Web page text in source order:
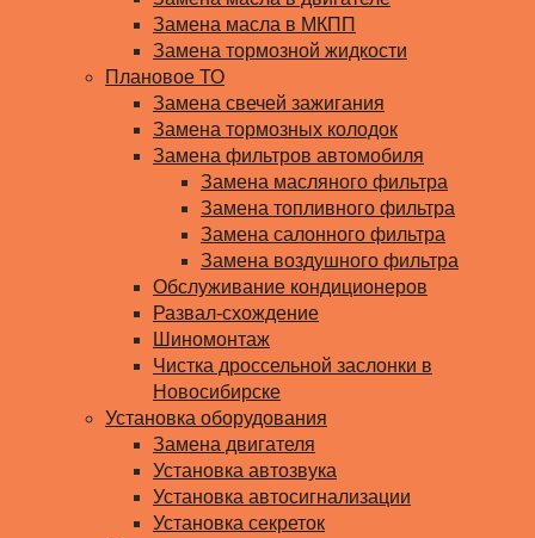
Замена масла в МКПП
Замена тормозной жидкости
Плановое ТО
Замена свечей зажигания
Замена тормозных колодок
Замена фильтров автомобиля
Замена масляного фильтра
Замена топливного фильтра
Замена салонного фильтра
Замена воздушного фильтра
Обслуживание кондиционеров
Развал-схождение
Шиномонтаж
Чистка дроссельной заслонки в
Новосибирске
Установка оборудования
Замена двигателя
Установка автозвука
Установка автосигнализации
Установка секреток